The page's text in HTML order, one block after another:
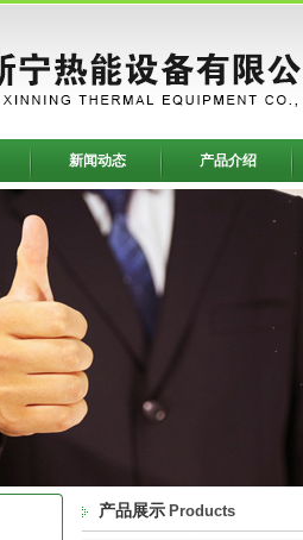
新闻动态 产品介绍
产品展示 Products